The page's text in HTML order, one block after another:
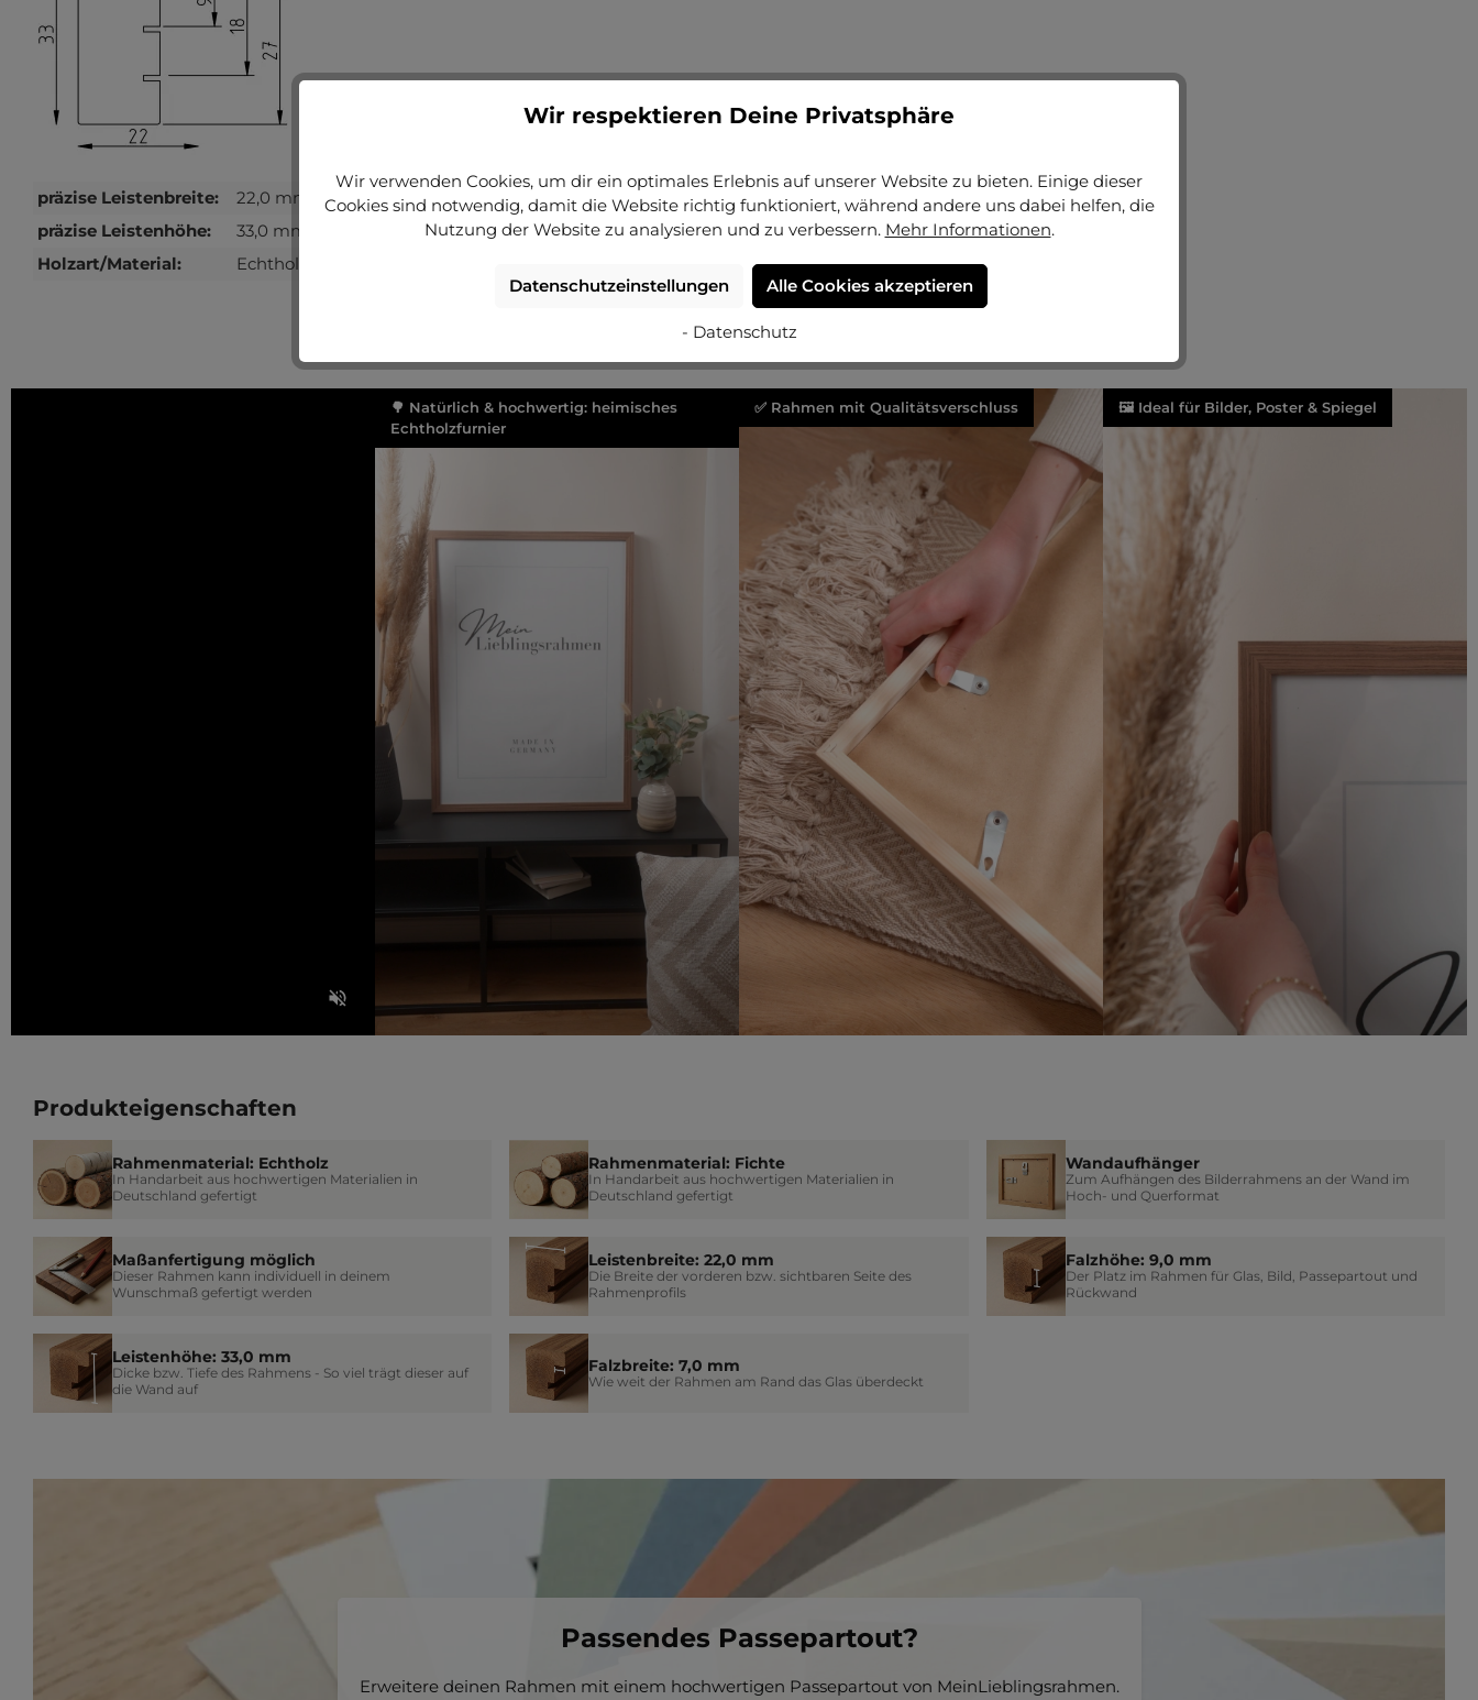
präzise Leistenbreite:
22,0 mm
präzise Leistenhöhe:
33,0 mm
Holzart/Material:
Echtholz, Fichte
🌳 Natürlich & hochwertig: heimisches
Echtholzfurnier
✅ Rahmen mit Qualitätsverschluss 🖼️ Ideal für Bilder, Poster & Spiegel
Produkteigenschaften
Rahmenmaterial: Echtholz
In Handarbeit aus hochwertigen Materialien in
Deutschland gefertigt
Rahmenmaterial: Fichte
In Handarbeit aus hochwertigen Materialien in
Deutschland gefertigt
Wandaufhänger
Zum Aufhängen des Bilderrahmens an der Wand im
Hoch- und Querformat
Maßanfertigung möglich
Dieser Rahmen kann individuell in deinem
Wunschmaß gefertigt werden
Leistenbreite: 22,0 mm
Die Breite der vorderen bzw. sichtbaren Seite des
Rahmenprofils
Falzhöhe: 9,0 mm
Der Platz im Rahmen für Glas, Bild, Passepartout und
Rückwand
Leistenhöhe: 33,0 mm
Dicke bzw. Tiefe des Rahmens - So viel trägt dieser auf
die Wand auf
Falzbreite: 7,0 mm
Wie weit der Rahmen am Rand das Glas überdeckt
Passendes Passepartout?
Erweitere deinen Rahmen mit einem hochwertigen Passepartout von MeinLieblingsrahmen.
Wir respektieren Deine Privatsphäre
Wir verwenden Cookies, um dir ein optimales Erlebnis auf unserer Website zu bieten. Einige dieser
Cookies sind notwendig, damit die Website richtig funktioniert, während andere uns dabei helfen, die
Nutzung der Website zu analysieren und zu verbessern. Mehr Informationen.
Datenschutzeinstellungen Alle Cookies akzeptieren
- Datenschutz